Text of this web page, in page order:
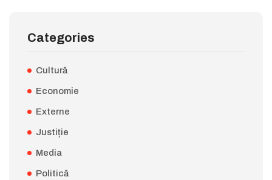
Categories
Cultură
Economie
Externe
Justiție
Media
Politică